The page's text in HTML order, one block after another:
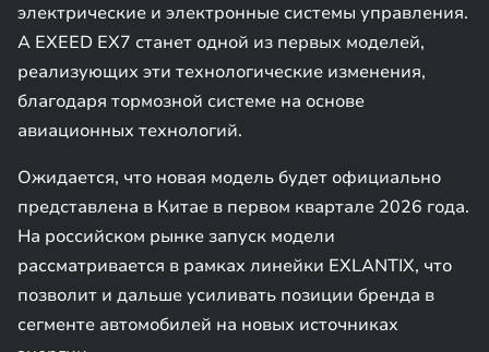
электрические и электронные системы управления.
А EXEED EX7 станет одной из первых моделей,
реализующих эти технологические изменения,
благодаря тормозной системе на основе
авиационных технологий.
Ожидается, что новая модель будет официально
представлена в Китае в первом квартале 2026 года.
На российском рынке запуск модели
рассматривается в рамках линейки EXLANTIX, что
позволит и дальше усиливать позиции бренда в
сегменте автомобилей на новых источниках